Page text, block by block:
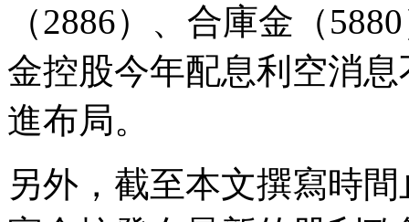
（2886）、合庫金（
金控股今年配息利空消
進布局。
另外，截至本文撰寫時